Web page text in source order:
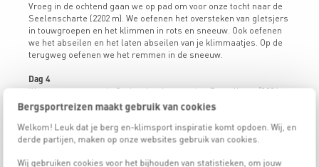
Bergsportreizen maakt gebruik van cookies
Welkom! Leuk dat je berg en-klimsport inspiratie komt opdoen. Wij, en
derde partijen, maken op onze websites gebruik van cookies.
Wij gebruiken cookies voor het bijhouden van statistieken, om jouw
Vroeg in de ochtend gaan we op pad om voor onze tocht naar de
Seelenscharte (2202 m). We oefenen het oversteken van gletsjers
in touwgroepen en het klimmen in rots en sneeuw. Ook oefenen
we het abseilen en het laten abseilen van je klimmaatjes. Op de
terugweg oefenen we het remmen in de sneeuw.
Dag 4
We gaan over over de Gurlergletsjer naar het Ramolhaus (3006
m). We oefen gebruik pickel en stijgijzertechnieken.
Dag 5
Oefendag: reddingstechnieken, abseilen, tochtenplanning
Dag 6